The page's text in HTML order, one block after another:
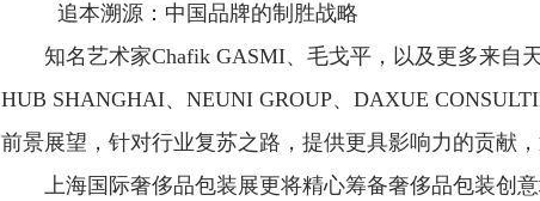
追本溯源：中国品牌的制胜战略
知名艺术家Chafik GASMI、毛戈平，以及更多来自
HUB SHANGHAI、 NEUNI GROUP、 DAXUE
前景展望，针对行业复苏之路，提供更具影响力的贡献，
上海国际奢侈品包装展更将精心筹备奢侈品包装创